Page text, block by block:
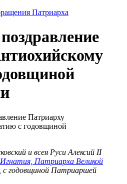
Патриарха
и всея Руси Алексий II
Патриарха Великой
, с годовщиной Патриаршей